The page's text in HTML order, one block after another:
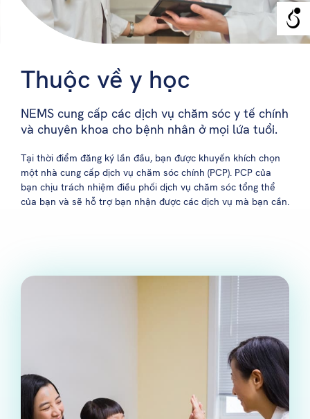
Thuộc về y học
NEMS cung cấp các dịch vụ chăm sóc y tế chính
và chuyên khoa cho bệnh nhân ở mọi lứa tuổi.
Tại thời điểm đăng ký lần đầu, bạn được khuyến khích chọn
một nhà cung cấp dịch vụ chăm sóc chính (PCP). PCP của
bạn chịu trách nhiệm điều phối dịch vụ chăm sóc tổng thể
của bạn và sẽ hỗ trợ bạn nhận được các dịch vụ mà bạn cần.